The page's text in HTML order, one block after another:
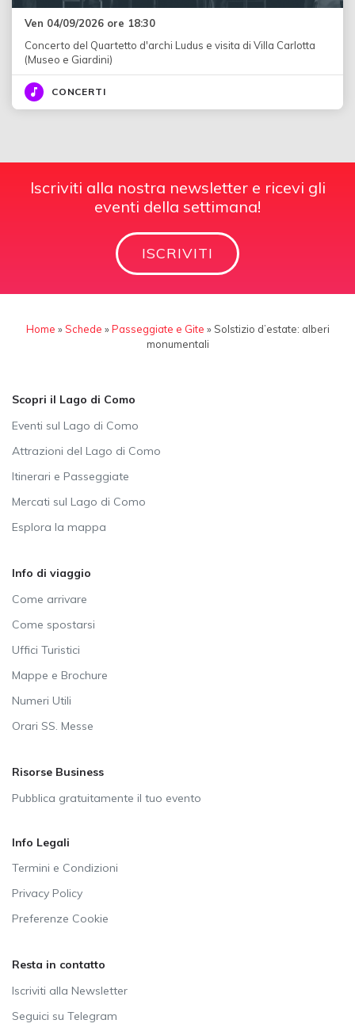
Ven 04/09/2026 ore 18:30
Concerto del Quartetto d'archi Ludus e visita di Villa Carlotta
(Museo e Giardini)
CONCERTI
Iscriviti alla nostra newsletter e ricevi gli
eventi della settimana!
ISCRIVITI
Home »Schede »Passeggiate e Gite » Solstizio d’estate: alberi
monumentali
Scopri il Lago di Como
Eventi sul Lago di Como
Attrazioni del Lago di Como
Itinerari e Passeggiate
Mercati sul Lago di Como
Esplora la mappa
Info di viaggio
Come arrivare
Come spostarsi
Uffici Turistici
Mappe e Brochure
Numeri Utili
Orari SS. Messe
Risorse Business
Pubblica gratuitamente il tuo evento
Info Legali
Termini e Condizioni
Privacy Policy
Preferenze Cookie
Resta in contatto
Iscriviti alla Newsletter
Seguici su Telegram